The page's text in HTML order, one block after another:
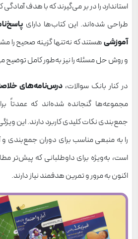
استاندارد را در بر می‌گیرند که با هدف
طراحی شده‌اند. این کتاب‌ها دارای
آموزشیهستند که نه‌تنها گزینه صحیح
و روش حل مسئله را نیز به‌طور کامل
در کنار بانک سوالات،درس‌نامه‌های
مجموعه‌ها گنجانده شده‌اند که عمدتاً
جمع‌بندی نکات کلیدی کاربرد دارند. این
را به منبعی مناسب برای دوران جمع‌بندی و
است، به‌ویژه برای داوطلبانی که پیش‌تر
اکنون به مرور و تمرین هدفمند نیاز دارند.